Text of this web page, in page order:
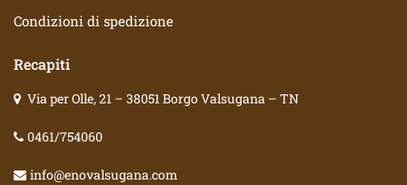
Condizioni di spedizione
Recapiti
Via per Olle, 21 – 38051 Borgo Valsugana – TN
0461/754060
info@enovalsugana.com